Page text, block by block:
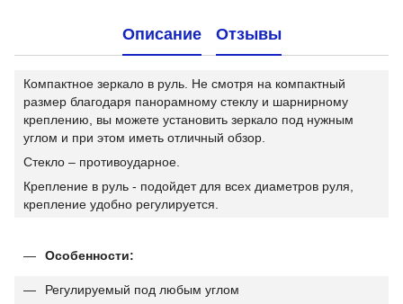
Описание Отзывы
Компактное зеркало в руль. Не смотря на компактный
размер благодаря панорамному стеклу и шарнирному
креплению, вы можете установить зеркало под нужным
углом и при этом иметь отличный обзор.
Стекло – противоударное.
Крепление в руль - подойдет для всех диаметров руля,
крепление удобно регулируется.
Особенности:
Регулируемый под любым углом